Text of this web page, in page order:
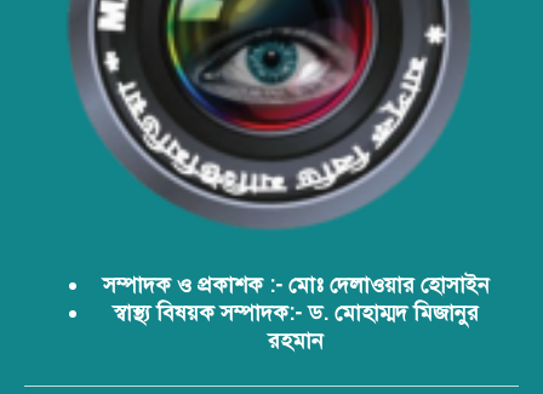
আবারো ডিএনসি নোয়াখালী কর্তৃক
বিপুল পরিমান ইয়াবা ও গাঁজা উদ্ধার
ডিএনসি নোয়াখালী কর্তৃক বিপুল পরিমান
ইয়াবা উদ্ধার
ডিএনসি যশোর কর্তৃক ৩০ হাজার পিস
ডিএনসির অভিযানে দেশের ইতিহাসে
সম্পাদক ও প্রকাশক :- মোঃ দেলাওয়ার হোসাইন
স্বাস্থ্য বিষয়ক সম্পাদক:- ড. মোহাম্মদ মিজানুর
রহমান